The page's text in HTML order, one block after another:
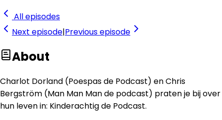
All episodes
Next episode|Previousepisode
About
Charlot Dorland (Poespas de Podcast) en Chris
Bergström (Man Man Man de podcast) praten je bij over
hun leven in: Kinderachtig de Podcast.